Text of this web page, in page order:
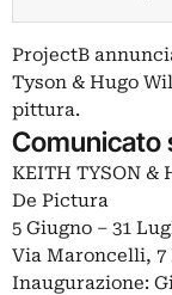
ProjectB
Tyson & Hugo
pittura.
Comunicato
KEITH TYSON &
De Pictura
5 Giugno – 31
Via Maroncelli, 7
Inaugurazione: